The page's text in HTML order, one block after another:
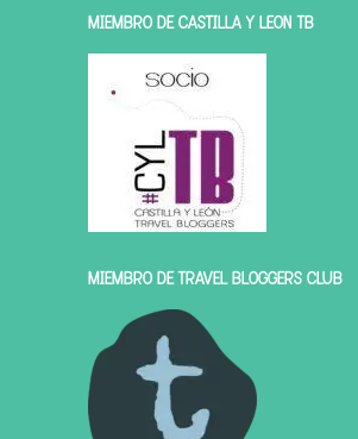
MIEMBRO DE CASTILLA Y LEÓN TB
MIEMBRO DE TRAVEL BLOGGERS CLUB